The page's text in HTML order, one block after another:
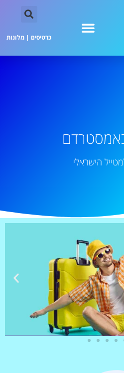
כרטיסים | מלונות
הישראלי